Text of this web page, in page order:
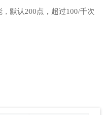
默认200点，超过100/千次